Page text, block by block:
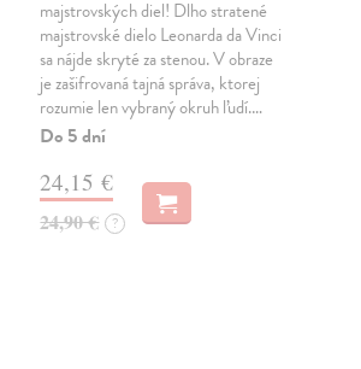
majstrovských diel! Dlho stratené
majstrovské dielo Leonarda da Vinci
sa nájde skryté za stenou. V obraze
je zašifrovaná tajná správa, ktorej
rozumie len vybraný okruh ľudí.…
Do 5 dní
24,15 €
24,90 € ?